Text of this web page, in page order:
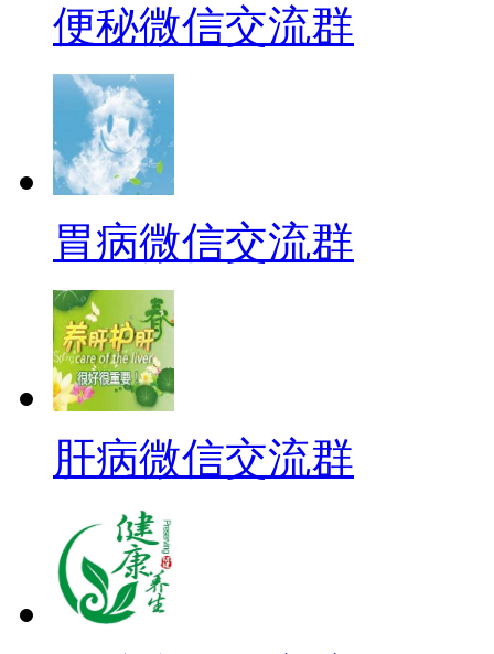
便秘微信交流群
胃病微信交流群
肝病微信交流群